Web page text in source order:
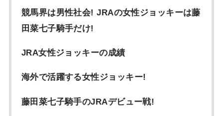
競馬界は男性社会! JRAの女性ジョッキーは藤
田菜七子騎手だけ!
JRA女性ジョッキーの成績
海外で活躍する女性ジョッキー!
藤田菜七子騎手のJRAデビュー戦!